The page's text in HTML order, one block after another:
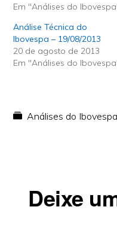
Em "Análises do
Análise Técnica do
Ibovespa – 19/08/2013
20 de agosto de 2013
Em "Análises do
Análises do Ibovespa
Reader
Deixe